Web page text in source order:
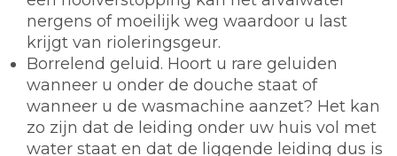
nergens of moeilijk weg waardoor u last
krijgt van rioleringsgeur.
Borrelend geluid. Hoort u rare geluiden
wanneer u onder de douche staat of
wanneer u de wasmachine aanzet? Het kan
zo zijn dat de leiding onder uw huis vol met
water staat en dat de liggende leiding dus is